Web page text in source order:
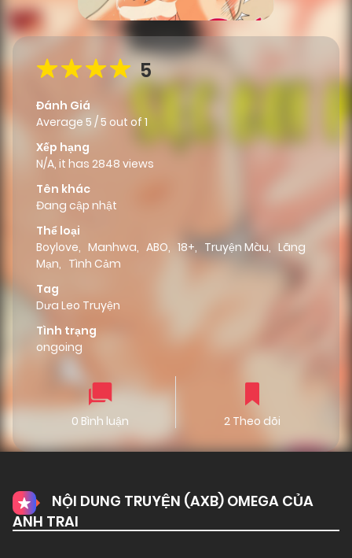
5
Đánh Giá
Average 5 /5 out of 1
Xếp hạng
N/A, it has 2848 views
Tên khác
Đang cập nhật
Thể loại
Boylove, Manhwa, ABO, 18+, Truyện Màu, Lãng
Mạn, Tình Cảm
Tag
Dưa Leo Truyện
Tình trạng
ongoing
0 Bình luận 2 Theo dõi
NỘI DUNG TRUYỆN (AXB) OMEGA CỦA
ANH TRAI